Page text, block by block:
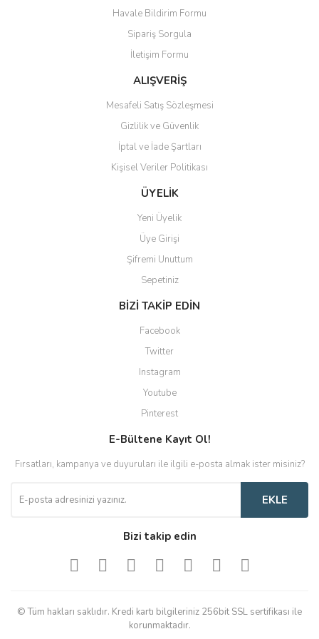
Ürün açıklamasında eksik bilgiler bulunuyor.
Ürün bilgilerinde hatalar bulunuyor.
Ürün fiyatı diğer sitelerden daha pahalı.
Bu ürüne benzer farklı alternatifler olmalı.
Gönder
Havale Bildirim Formu
Sipariş Sorgula
İletişim Formu
ALIŞVERİŞ
Mesafeli Satış Sözleşmesi
Gizlilik ve Güvenlik
İptal ve İade Şartları
Kişisel Veriler Politikası
ÜYELİK
Yeni Üyelik
Üye Girişi
Şifremi Unuttum
Sepetiniz
BİZİ TAKİP EDİN
Facebook
Twitter
Instagram
Youtube
Pinterest
E-Bültene Kayıt Ol!
Fırsatları, kampanya ve duyuruları ile ilgili e-posta almak ister misiniz?
EKLE
Bizi takip edin
© Tüm hakları saklıdır. Kredi kartı bilgileriniz 256bit SSL sertifikası ile
korunmaktadır.